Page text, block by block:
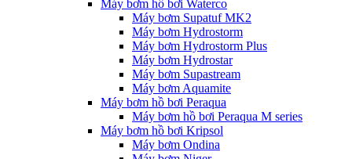
Máy bơm hồ bơi Waterco
Máy bơm Supatuf MK2
Máy bơm Hydrostorm
Máy bơm Hydrostorm Plus
Máy bơm Hydrostar
Máy bơm Supastream
Máy bơm Aquamite
Máy bơm hồ bơi Peraqua
Máy bơm hồ bơi Peraqua M series
Máy bơm hồ bơi Kripsol
Máy bơm Ondina